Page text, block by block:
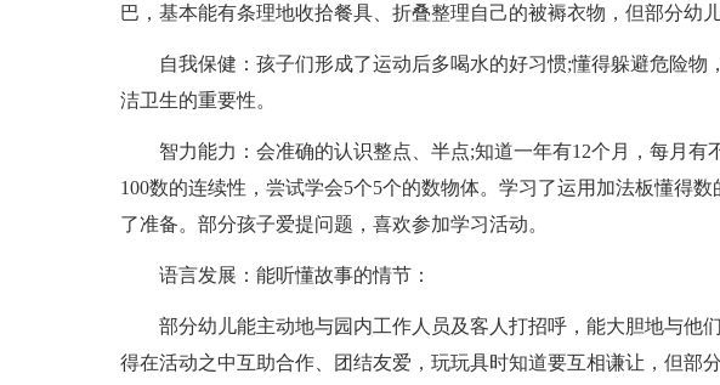
巴，基本能有条理地收拾餐具、折叠整理自己的被褥衣物，但部分幼
自我保健：孩子们形成了运动后多喝水的好习惯;懂得躲避危险物
洁卫生的重要性。
智力能力：会准确的认识整点、半点;知道一年有12个月，每月有
100数的连续性，尝试学会5个5个的数物体。学习了运用加法板懂得
了准备。部分孩子爱提问题，喜欢参加学习活动。
语言发展：能听懂故事的情节：
部分幼儿能主动地与园内工作人员及客人打招呼，能大胆地与他
得在活动之中互助合作、团结友爱，玩玩具时知道要互相谦让，但部